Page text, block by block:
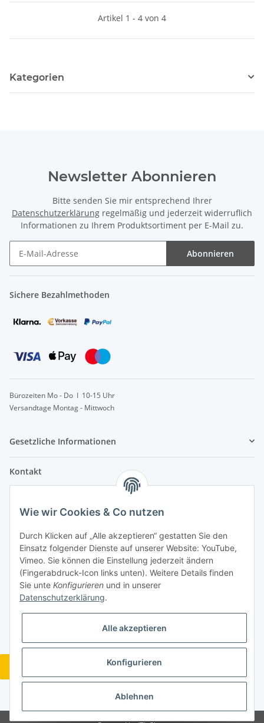
Artikel 1 - 4 von 4
Kategorien
Newsletter Abonnieren
Bitte senden Sie mir entsprechend Ihrer
Datenschutzerklärung regelmäßig und jederzeit widerruflich
Informationen zu Ihrem Produktsortiment per E-Mail zu.
Abonnieren
Sichere Bezahlmethoden
Bürozeiten Mo - Do I 10-15 Uhr
Versandtage Montag - Mittwoch
Gesetzliche Informationen
Kontakt
0171-6477475
Lebensblatt
Inh. Simon Janßen
Dielinger Straße 6
32351 Stemwede
Telegram
* Alle Preise inkl. gesetzlicher USt., zzgl.Versand
Wie wir Cookies & Co nutzen
Durch Klicken auf „Alle akzeptieren“ gestatten Sie den
Einsatz folgender Dienste auf unserer Website: YouTube,
Vimeo. Sie können die Einstellung jederzeit ändern
(Fingerabdruck-Icon links unten). Weitere Details finden
Sie unte Konfigurieren und in unserer
Datenschutzerklärung.
Alle akzeptieren
Konfigurieren
Ablehnen